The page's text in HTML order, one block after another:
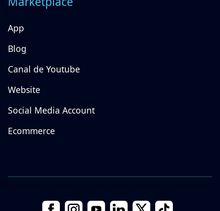
App
Blog
Canal de Youtube
Website
Social Media Account
Ecommerce